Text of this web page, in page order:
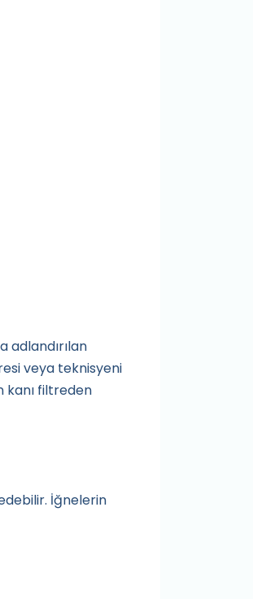
adlandırılan
veya teknisyeni
kanı filtreden
İğnelerin